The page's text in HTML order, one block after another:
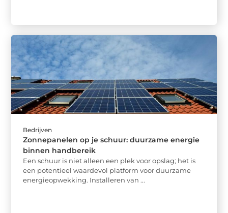
Bedrijven
Zonnepanelen op je schuur: duurzame energie
binnen handbereik
Een schuur is niet alleen een plek voor opslag; het is
een potentieel waardevol platform voor duurzame
energieopwekking. Installeren van ...